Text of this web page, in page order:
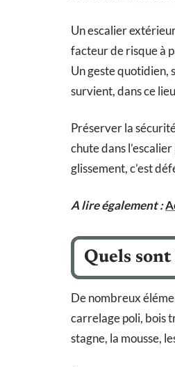
Un escalier
facteur de risque à
Un geste quotidien,
survient, dans ce
Préserver la
chute dans
glissement, c’est
A lire également :
Quels
De nombreux
carrelage poli, bois
stagne, la mousse,